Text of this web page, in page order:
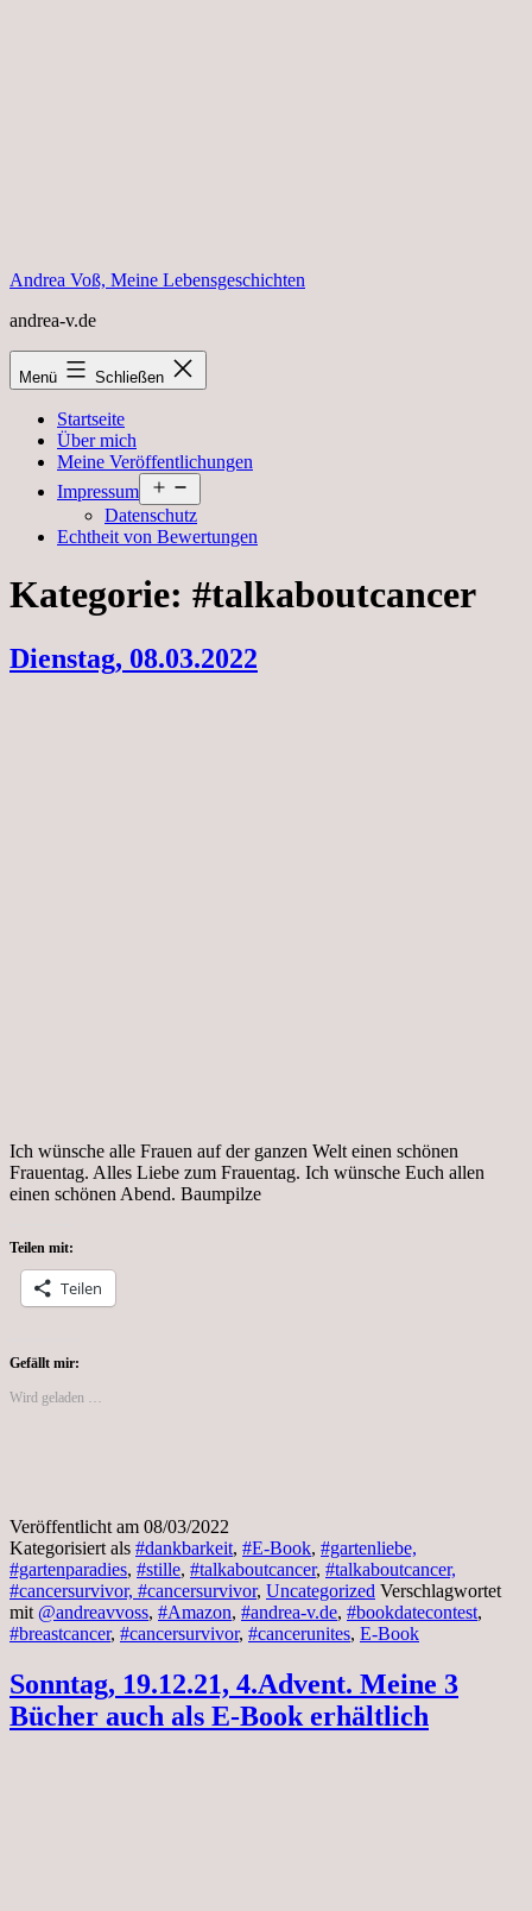
Andrea Voß, Meine Lebensgeschichten
andrea-v.de
Menü Schließen
Startseite
Über mich
Meine Veröffentlichungen
Impressum
öffnen
Datenschutz
Echtheit von Bewertungen
Kategorie: #talkaboutcancer
Dienstag, 08.03.2022
Ich wünsche alle Frauen auf der ganzen Welt einen schönen
Frauentag. Alles Liebe zum Frauentag. Ich wünsche Euch allen
einen schönen Abend. Baumpilze
Teilen mit:
Teilen
Gefällt mir:
Wird geladen …
Veröffentlicht am 08/03/2022
Kategorisiert als #dankbarkeit, #E-Book, #gartenliebe,
#gartenparadies, #stille, #talkaboutcancer, #talkaboutcancer,
#cancersurvivor, #cancersurvivor, Uncategorized Verschlagwortet
mit @andreavvoss, #Amazon, #andrea-v.de, #bookdatecontest,
#breastcancer, #cancersurvivor, #cancerunites, E-Book
Sonntag, 19.12.21, 4.Advent. Meine 3
Bücher auch als E-Book erhältlich